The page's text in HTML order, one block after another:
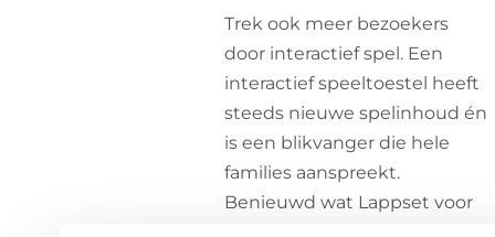
Trek ook meer bezoekers
door interactief spel. Een
interactief speeltoestel heeft
steeds nieuwe spelinhoud én
is een blikvanger die hele
families aanspreekt.
Benieuwd wat Lappset voor